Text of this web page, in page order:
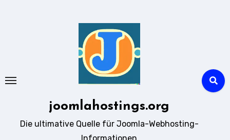
joomlahostings.org
Die ultimative Quelle für Joomla-Webhosting-